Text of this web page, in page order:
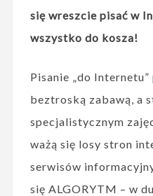
się wreszcie pisać w
wszystko do kosza!
Pisanie „do
beztroską zabawą, a
specjalistycznym
ważą się losy stron
serwisów
się ALGORYTM – w